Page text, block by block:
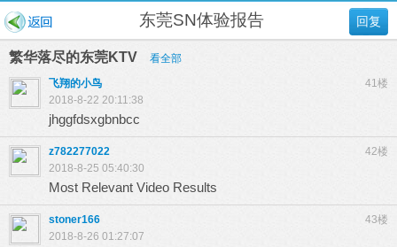
回复
东莞SN体验报告
繁华落尽的东莞KTV
看全部
41楼
飞翔的小鸟
2018-8-22 20:11:38
jhggfdsxgbnbcc
42楼
z782277022
2018-8-25 05:40:30
Most Relevant Video Results
43楼
stoner166
2018-8-26 01:27:07